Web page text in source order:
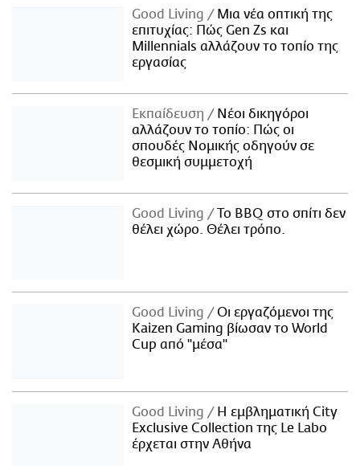
Good Living
Μια νέα οπτική της
επιτυχίας: Πώς Gen Zs και
Millennials αλλάζουν το τοπίο της
εργασίας
Εκπαίδευση
Νέοι δικηγόροι
αλλάζουν το τοπίο: Πώς οι
σπουδές Νομικής οδηγούν σε
θεσμική συμμετοχή
Good Living
Το BBQ στο σπίτι δεν
θέλει χώρο. Θέλει τρόπο.
Good Living
Οι εργαζόμενοι της
Kaizen Gaming βίωσαν το World
Cup από "μέσα"
Good Living
Η εμβληματική City
Exclusive Collection της Le Labo
έρχεται στην Αθήνα